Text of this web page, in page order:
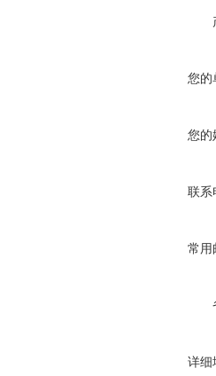
您的
您的
联系
常用
详细